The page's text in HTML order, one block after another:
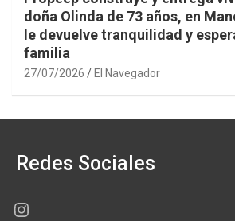
doña Olinda de 73 años, en
le devuelve tranquilidad y
familia
27/07/2026 El Navegador
Redes Sociales
Instagram